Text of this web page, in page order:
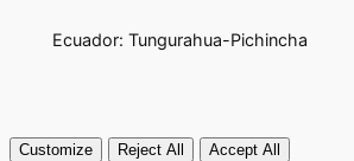
Ecuador: Tungurahua-Pichincha
Customize Reject All Accept All